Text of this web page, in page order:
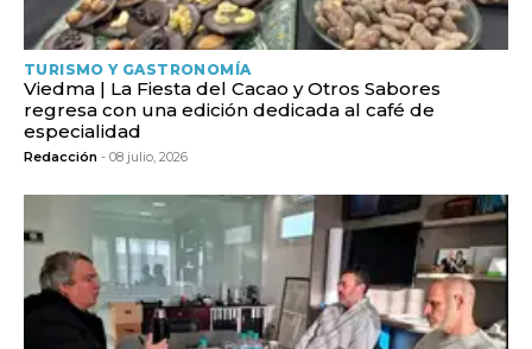
TURISMO Y GASTRONOMÍA
Viedma | La Fiesta del Cacao y Otros Sabores
regresa con una edición dedicada al café de
especialidad
Redacción - 08 julio, 2026